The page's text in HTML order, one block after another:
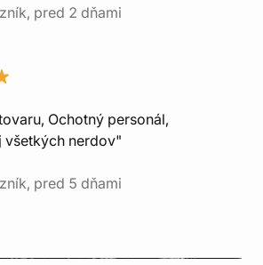
pred 2 dňami
Ochotný personál,
všetkých nerdov"
pred 5 dňami